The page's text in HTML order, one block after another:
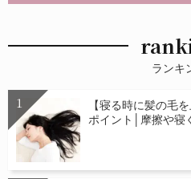
ランキ
【寝る時に髪の毛
ポイント│摩擦や寝